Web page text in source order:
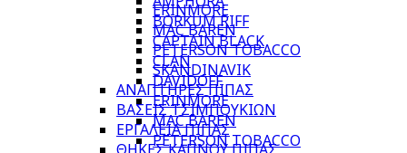
ERINMORE
MAC BAREN
PETERSON TOBACCO
SKANDINAVIK
ΑΝΑΠΤΗΡΕΣ ΠΙΠΑΣ
ΒΑΣΕΙΣ ΤΣΙΜΠΟΥΚΙΩΝ
ΕΡΓΑΛΕΙΑ ΠΙΠΑΣ
BORKUM RIFF
CAPTAIN BLACK
CLAN
DAVIDOFF
ERINMORE
MAC BAREN
PETERSON TOBACCO